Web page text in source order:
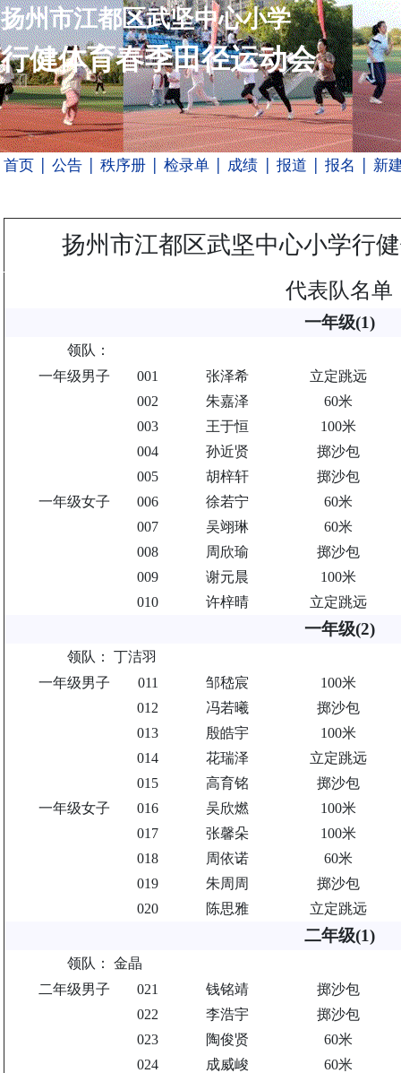
扬州市江都区武坚中心小学
行健体育春季田径运动会
首页 | 公告 | 秩序册 | 检录单 | 成绩 | 报道 | 报名 | 新
扬州市江都区武坚中心小学行
代表队名单
一年级(1)
领队：
一年级男子
001 张泽希
立定跳远
002
朱嘉泽
60米
003
王于恒
100米
004
孙近贤
掷沙包
005
胡梓轩
掷沙包
一年级女子
006 徐若宁
60米
007
吴翊琳
60米
008
周欣瑜
掷沙包
009
谢元晨
100米
010
许梓晴 立定跳远
一年级(2)
领队：
丁洁羽
一年级男子
011 邹嵇宸
100米
012
冯若曦
掷沙包
013
殷皓宇
100米
014
花瑞泽
立定跳远
015
高育铭
掷沙包
一年级女子
016 吴欣燃
100米
017
张馨朵
100米
018
周依诺
60米
019
朱周周
掷沙包
020
陈思雅 立定跳远
二年级(1)
领队：
金晶
二年级男子
021 钱铭靖
掷沙包
022
李浩宇
掷沙包
023
陶俊贤
60米
024
成威峻
60米